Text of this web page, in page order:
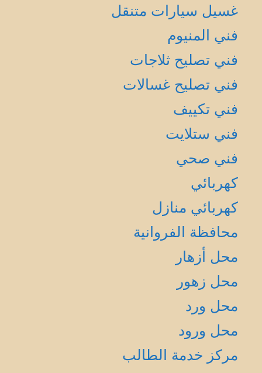
غسيل سيارات متنقل
فني المنيوم
فني تصليح ثلاجات
فني تصليح غسالات
فني تكييف
فني ستلايت
فني صحي
كهربائي
كهربائي منازل
محافظة الفروانية
محل أزهار
محل زهور
محل ورد
محل ورود
مركز خدمة الطالب